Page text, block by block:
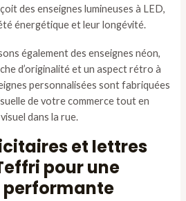
des enseignes lumineuses à LED,
énergétique et leur longévité.
également des enseignes néon,
d’originalité et un aspect rétro à
personnalisées sont fabriquées
de votre commerce tout en
dans la rue.
et lettres
pour une